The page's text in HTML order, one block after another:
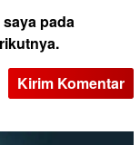
pada